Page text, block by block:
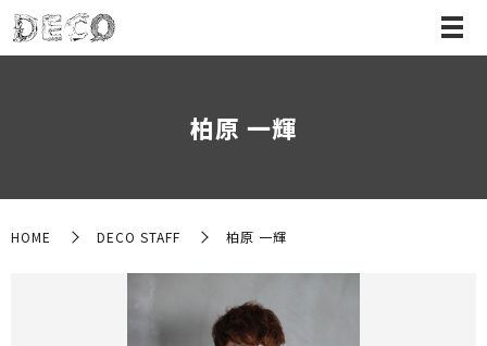
柏原 一輝
HOME DECO STAFF 柏原 一輝